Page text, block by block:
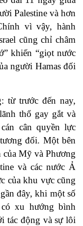
Palestine và hơn
vì vậy, hành
cũng chỉ châm
khiến “giọt nước
người Hamas đối
từ trước đến nay,
thổ gay gắt và
cân quyền lực
đối. Một bên
Mỹ và Phương
và các nước Ả
của khu vực cũng
đây, khi một số
xu hướng bình
tác động và sự lôi